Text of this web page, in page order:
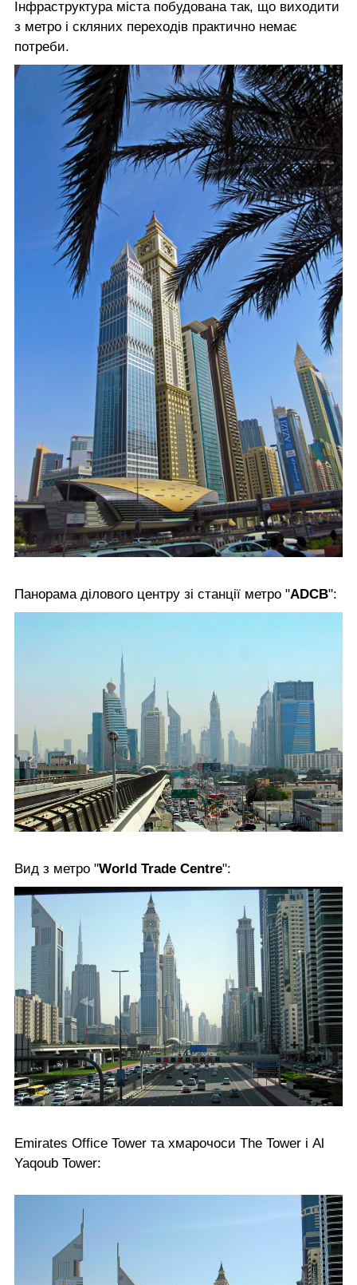
Інфраструктура міста побудована так, що виходити
з метро і скляних переходів практично немає
потреби.
Панорама ділового центру зі станції метро "ADCB":
Вид з метро "World Trade Centre":
Emirates Office Tower та хмарочоси The Tower і Al
Yaqoub Tower: